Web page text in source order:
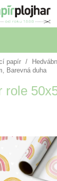
papír /
Barevná duha
role